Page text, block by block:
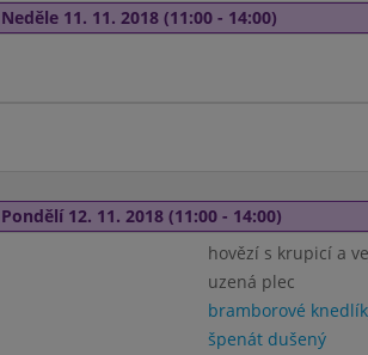
Neděle 11. 11. 2018 (11:00 - 14:00)
Pondělí 12. 11. 2018 (11:00 - 14:00)
hovězí s krupicí a
uzená plec
bramborové
špenát dušený